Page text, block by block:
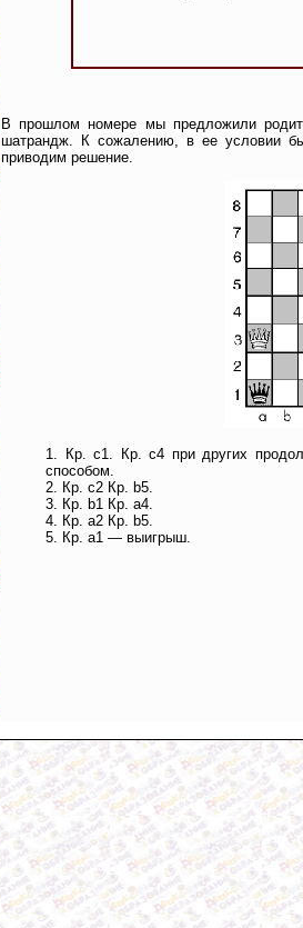
В прошлом номере мы предложили
шатрандж. К сожалению, в ее условии
приводим решение.
1. Кр. с1. Кр. с4 при других
способом.
2. Кр. с2 Кр. b5.
3. Кр. b1 Кр. а4.
4. Кр. а2 Кр. b5.
5. Кр. а1 — выигрыш.